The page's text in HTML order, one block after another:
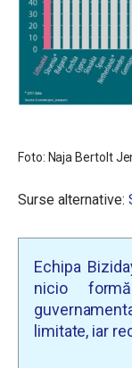
Foto: Naja Bertolt
Surse alternative:
Echipa
nicio
limitate, iar